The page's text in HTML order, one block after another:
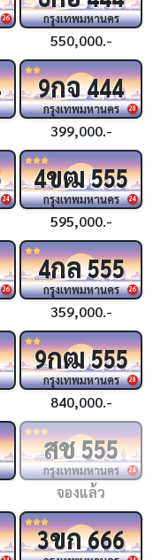
26 กรุงเทพมหานคร
550,000.-
28
9กจ444
กรุงเทพมหานคร
399,000.-
24 24
4ขฒ555
กรุงเทพมหานคร
595,000.-
26 26
4กล555
กรุงเทพมหานคร
359,000.-
28
9กฒ555
กรุงเทพมหานคร
840,000.-
24
สช555
กรุงเทพมหานคร
จองแล้ว
3ขก666